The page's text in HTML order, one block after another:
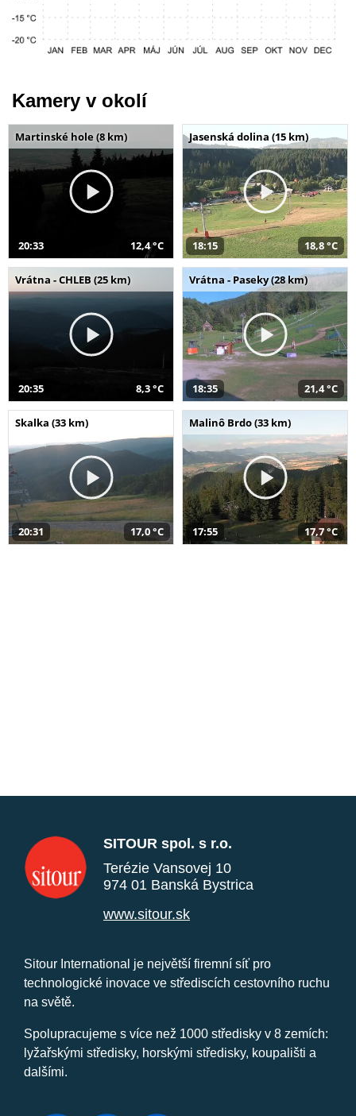
Kamery v okolí
Martinské hole (8 km)
20:33 12,4 °C
Jasenská dolina (15 km)
18:15 18,8 °C
Vrátna - CHLEB (25 km)
20:35 8,3 °C
Vrátna - Paseky (28 km)
18:35 21,4 °C
Skalka (33 km)
20:31 17,0 °C
Malinô Brdo (33 km)
17:55 17,7 °C
SITOUR spol. s r.o.
Terézie Vansovej 10
974 01 Banská Bystrica
www.sitour.sk
Sitour International je největší firemní síť pro
technologické inovace ve střediscích cestovního ruchu
na světě.
Spolupracujeme s více než 1000 středisky v 8 zemích:
lyžařskými středisky, horskými středisky, koupališti a
dalšími.